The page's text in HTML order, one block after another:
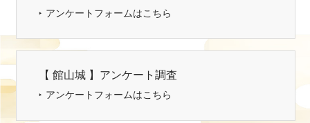
アンケートフォームはこちら
【 館山城 】アンケート調査
アンケートフォームはこちら